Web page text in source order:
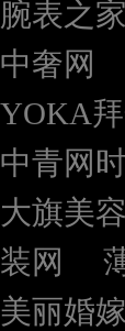
腕表之家
中奢网
YOKA
中青网
大旗美容
装网
美丽婚